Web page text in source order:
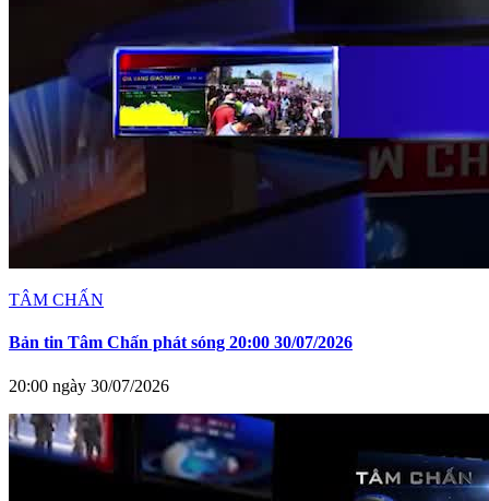
TÂM CHẤN
Bản tin Tâm Chấn phát sóng 20:00 30/07/2026
20:00 ngày 30/07/2026